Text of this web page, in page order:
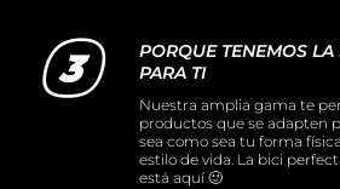
PORQUE TENEMOS LA
PARA TI
Nuestra amplia gama te
productos que se adapten
sea como sea tu forma
estilo de vida. La bici
está aquí 🙂